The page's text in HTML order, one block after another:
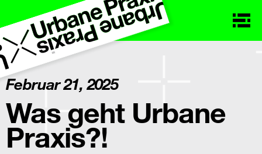
Februar 21, 2025
Was geht Urbane
Praxis?!